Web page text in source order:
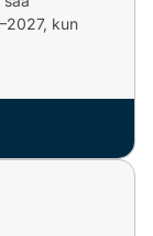
kun